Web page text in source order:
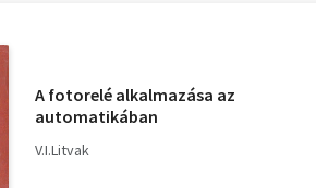
A fotorelé alkalmazása az
automatikában
V.I.Litvak